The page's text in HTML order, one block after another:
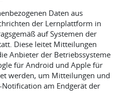
Daten aus
der Lernplattform in
auf Systemen der
Diese leitet Mitteilungen
Anbieter der Betriebssysteme
für Android und Apple für
werden, um Mitteilungen und
am Endgerät der